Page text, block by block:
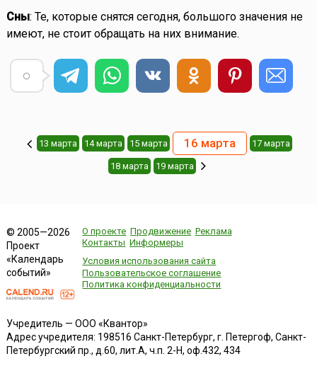
Сны: Те, которые снятся сегодня, большого значения не
имеют, не стоит обращать на них внимание.
13 марта 14 марта 15 марта 16 марта 17 марта
18 марта 19 марта
© 2005—2026
Проект
«Календарь
событий»
О проекте Продвижение Реклама
Контакты Информеры
Условия использования сайта
Пользовательское соглашение
Политика конфиденциальности
Учредитель — ООО «Квантор»
Адрес учредителя: 198516 Санкт-Петербург, г. Петергоф, Санкт-
Петербургский пр., д.60, лит.А, ч.п. 2-Н, оф.432, 434